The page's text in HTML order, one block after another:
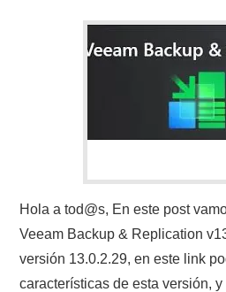
Hola a tod@s, En este post
Veeam Backup & Replication
versión 13.0.2.29, en este link
características de esta versión,